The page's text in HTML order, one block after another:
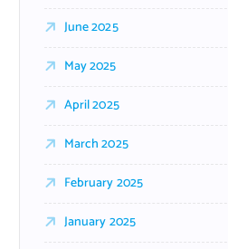
June 2025
May 2025
April 2025
March 2025
February 2025
January 2025